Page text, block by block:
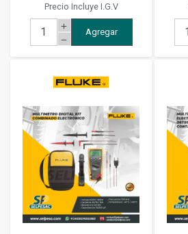
Precio Incluye I.G.V
add
remove
Agregar